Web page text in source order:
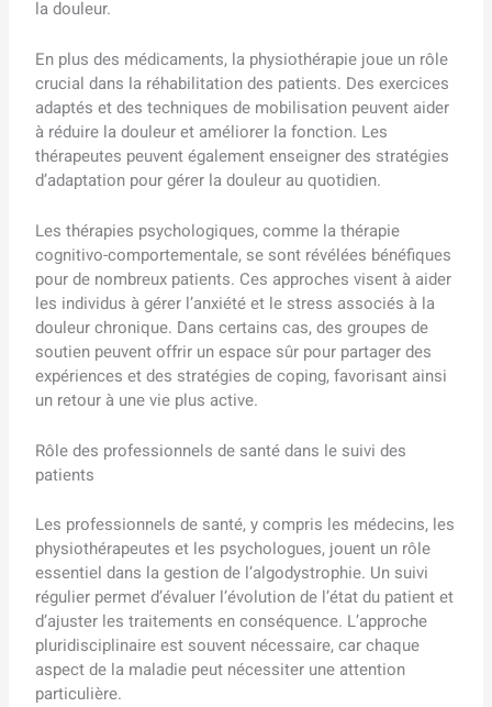
la douleur.
En plus des médicaments, la physiothérapie joue un rôle
crucial dans la réhabilitation des patients. Des exercices
adaptés et des techniques de mobilisation peuvent aider
à réduire la douleur et améliorer la fonction. Les
thérapeutes peuvent également enseigner des stratégies
d’adaptation pour gérer la douleur au quotidien.
Les thérapies psychologiques, comme la thérapie
cognitivo-comportementale, se sont révélées bénéfiques
pour de nombreux patients. Ces approches visent à aider
les individus à gérer l’anxiété et le stress associés à la
douleur chronique. Dans certains cas, des groupes de
soutien peuvent offrir un espace sûr pour partager des
expériences et des stratégies de coping, favorisant ainsi
un retour à une vie plus active.
Rôle des professionnels de santé dans le suivi des
patients
Les professionnels de santé, y compris les médecins, les
physiothérapeutes et les psychologues, jouent un rôle
essentiel dans la gestion de l’algodystrophie. Un suivi
régulier permet d’évaluer l’évolution de l’état du patient et
d’ajuster les traitements en conséquence. L’approche
pluridisciplinaire est souvent nécessaire, car chaque
aspect de la maladie peut nécessiter une attention
particulière.